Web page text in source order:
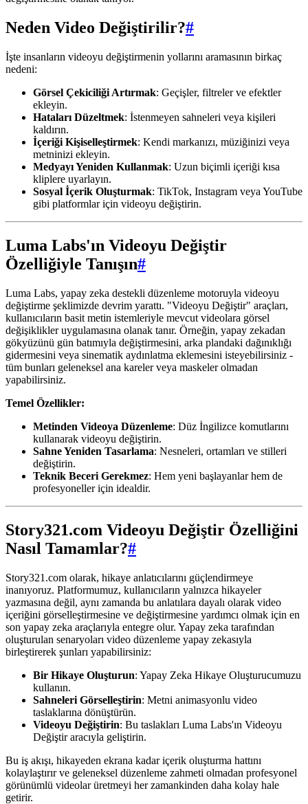
Neden Video Değiştirilir?#
İşte insanların videoyu değiştirmenin yollarını aramasının birkaç
nedeni:
Görsel Çekiciliği Artırmak: Geçişler, filtreler ve efektler
ekleyin.
Hataları Düzeltmek: İstenmeyen sahneleri veya kişileri
kaldırın.
İçeriği Kişiselleştirmek: Kendi markanızı, müziğinizi veya
metninizi ekleyin.
Medyayı Yeniden Kullanmak: Uzun biçimli içeriği kısa
kliplere uyarlayın.
Sosyal İçerik Oluşturmak: TikTok, Instagram veya YouTube
gibi platformlar için videoyu değiştirin.
Luma Labs'ın Videoyu Değiştir
Özelliğiyle Tanışın#
Luma Labs, yapay zeka destekli düzenleme motoruyla videoyu
değiştirme şeklimizde devrim yarattı. "Videoyu Değiştir" araçları,
kullanıcıların basit metin istemleriyle mevcut videolara görsel
değişiklikler uygulamasına olanak tanır. Örneğin, yapay zekadan
gökyüzünü gün batımıyla değiştirmesini, arka plandaki dağınıklığı
gidermesini veya sinematik aydınlatma eklemesini isteyebilirsiniz -
tüm bunları geleneksel ana kareler veya maskeler olmadan
yapabilirsiniz.
Temel Özellikler:
Metinden Videoya Düzenleme: Düz İngilizce komutlarını
kullanarak videoyu değiştirin.
Sahne Yeniden Tasarlama: Nesneleri, ortamları ve stilleri
değiştirin.
Teknik Beceri Gerekmez: Hem yeni başlayanlar hem de
profesyoneller için idealdir.
Story321.com Videoyu Değiştir Özelliğini
Nasıl Tamamlar?#
Story321.com olarak, hikaye anlatıcılarını güçlendirmeye
inanıyoruz. Platformumuz, kullanıcıların yalnızca hikayeler
yazmasına değil, aynı zamanda bu anlatılara dayalı olarak video
içeriğini görselleştirmesine ve değiştirmesine yardımcı olmak için en
son yapay zeka araçlarıyla entegre olur. Yapay zeka tarafından
oluşturulan senaryoları video düzenleme yapay zekasıyla
birleştirerek şunları yapabilirsiniz:
Bir Hikaye Oluşturun: Yapay Zeka Hikaye Oluşturucumuzu
kullanın.
Sahneleri Görselleştirin: Metni animasyonlu video
taslaklarına dönüştürün.
Videoyu Değiştirin: Bu taslakları Luma Labs'ın Videoyu
Değiştir aracıyla geliştirin.
Bu iş akışı, hikayeden ekrana kadar içerik oluşturma hattını
kolaylaştırır ve geleneksel düzenleme zahmeti olmadan profesyonel
görünümlü videolar üretmeyi her zamankinden daha kolay hale
getirir.